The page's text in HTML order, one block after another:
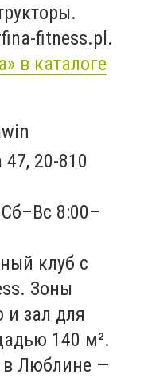
fitness.pl.
в каталоге
20-810
8:00–
клуб с
Зоны
и зал для
140 м².
в Люблине —